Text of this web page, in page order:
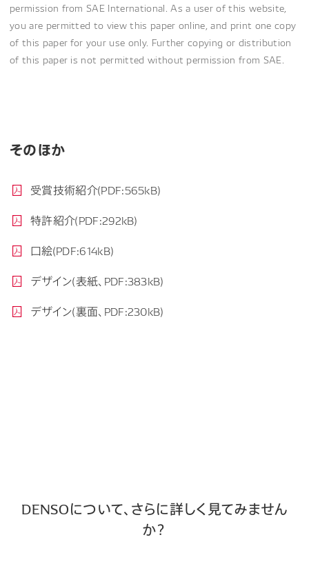
permission from SAE International. As a user of this website,
you are permitted to view this paper online, and print one copy
of this paper for your use only. Further copying or distribution
of this paper is not permitted without permission from SAE.
そのほか
受賞技術紹介(PDF:565kB)
特許紹介(PDF:292kB)
口絵(PDF:614kB)
デザイン(表紙、PDF:383kB)
デザイン(裏面、PDF:230kB)
DENSOについて、さらに詳しく見てみません
か？